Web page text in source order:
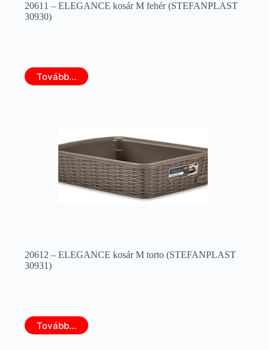
20611 – ELEGANCE kosár M fehér (STEFANPLAST
30930)
Tovább...
20612 – ELEGANCE kosár M torto (STEFANPLAST
30931)
Tovább...